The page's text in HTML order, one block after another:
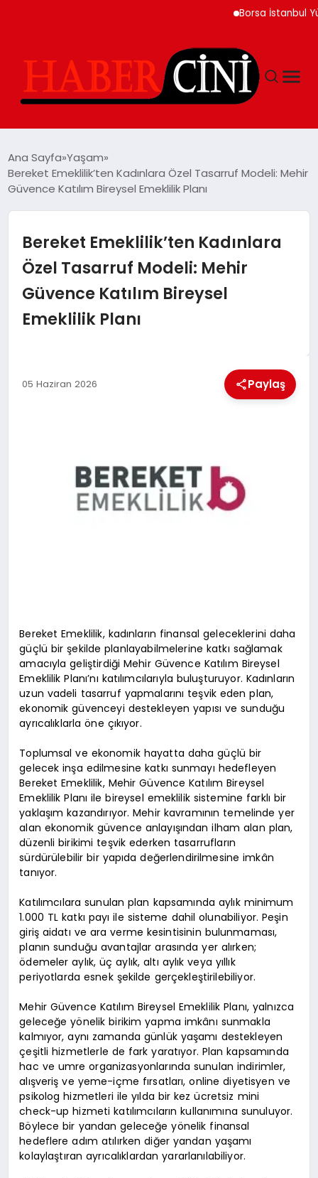
Borsa İstanbul
YAŞAM
GÜNCEL
TEKNOLOJI
MAGAZIN
Ana Sayfa Yaşam
Bereket Emeklilik’ten Kadınlara Özel Tasarruf Modeli: Mehir
Güvence Katılım Bireysel Emeklilik Planı
Bereket Emeklilik’ten Kadınlara
Özel Tasarruf Modeli: Mehir
Güvence Katılım Bireysel
Emeklilik Planı
05 Haziran 2026 Paylaş
Bereket Emeklilik, kadınların finansal geleceklerini daha
güçlü bir şekilde planlayabilmelerine katkı sağlamak
amacıyla geliştirdiği Mehir Güvence Katılım Bireysel
Emeklilik Planı’nı katılımcılarıyla buluşturuyor. Kadınların
uzun vadeli tasarruf yapmalarını teşvik eden plan,
ekonomik güvenceyi destekleyen yapısı ve sunduğu
ayrıcalıklarla öne çıkıyor.
Toplumsal ve ekonomik hayatta daha güçlü bir
gelecek inşa edilmesine katkı sunmayı hedefleyen
Bereket Emeklilik, Mehir Güvence Katılım Bireysel
Emeklilik Planı ile bireysel emeklilik sistemine farklı bir
yaklaşım kazandırıyor. Mehir kavramının temelinde yer
alan ekonomik güvence anlayışından ilham alan plan,
düzenli birikimi teşvik ederken tasarrufların
sürdürülebilir bir yapıda değerlendirilmesine imkân
tanıyor.
Katılımcılara sunulan plan kapsamında aylık minimum
1.000 TL katkı payı ile sisteme dahil olunabiliyor. Peşin
giriş aidatı ve ara verme kesintisinin bulunmaması,
planın sunduğu avantajlar arasında yer alırken;
ödemeler aylık, üç aylık, altı aylık veya yıllık
periyotlarda esnek şekilde gerçekleştirilebiliyor.
Mehir Güvence Katılım Bireysel Emeklilik Planı, yalnızca
geleceğe yönelik birikim yapma imkânı sunmakla
kalmıyor, aynı zamanda günlük yaşamı destekleyen
çeşitli hizmetlerle de fark yaratıyor. Plan kapsamında
hac ve umre organizasyonlarında sunulan indirimler,
alışveriş ve yeme-içme fırsatları, online diyetisyen ve
psikolog hizmetleri ile yılda bir kez ücretsiz mini
check-up hizmeti katılımcıların kullanımına sunuluyor.
Böylece bir yandan geleceğe yönelik finansal
hedeflere adım atılırken diğer yandan yaşamı
kolaylaştıran ayrıcalıklardan yararlanılabiliyor.